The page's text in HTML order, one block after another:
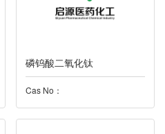
磷钨酸二氧化钛
Cas No：